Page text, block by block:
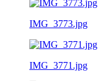
IMG_3773.jpg
IMG_3771.jpg